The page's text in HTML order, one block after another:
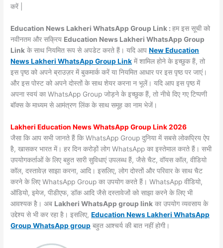
करें |
Education News Lakheri WhatsApp Group Link :हम इस सूची को
नवीनतम और सक्रिय Education News Lakheri WhatsApp Group
Link के साथ नियमित रूप से अपडेट करते हैं। यदि आपNew Education
News Lakheri WhatsApp Group Link में शामिल होने के इच्छुक हैं, तो
इस पृष्ठ को अपने ब्राउज़र में बुकमार्क करें या नियमित आधार पर इस पृष्ठ पर जाएं।
और इस पोस्ट को अपने दोस्तों के साथ शेयर करना न भूलें। यदि आप इस पृष्ठ में
अपना स्वयं का WhatsApp Group जोड़ने के इच्छुक हैं, तो नीचे दिए गए टिप्पणी
बॉक्स के माध्यम से आमंत्रण लिंक के साथ समूह का नाम भेजें।
Lakheri Education News WhatsApp Group Link 2026
जैसा कि आप सभी जानते हैं कि WhatsApp Group दुनिया में सबसे लोकप्रिय ऐप
है, खासकर भारत में। हर दिन करोड़ों लोग WhatsApp का इस्तेमाल करते हैं। सभी
उपयोगकर्ताओं के लिए बहुत सारी सुविधाएं उपलब्ध हैं, जैसे चैट, वॉयस कॉल, वीडियो
कॉल, दस्तावेज़ साझा करना, आदि। इसलिए, लोग दोस्तों और परिवार के साथ चैट
करने के लिए WhatsApp Group का उपयोग करते हैं। WhatsApp वीडियो,
ऑडियो, इमेज, पीडीएफ, डॉक आदि जैसे दस्तावेजों को साझा करने के लिए भी
आवश्यक है। अब Lakheri WhatsApp group link का उपयोग व्यवसाय के
उद्देश्य से भी कर रहा है। इसलिए,Education News Lakheri WhatsApp
Group WhatsApp group बहुत आश्चर्य की बात नहीं होगी।